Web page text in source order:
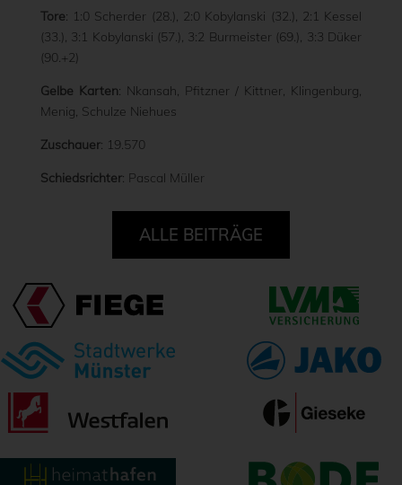
Tore: 1:0 Scherder (28.), 2:0 Kobylanski (32.), 2:1 Kessel
(33.), 3:1 Kobylanski (57.), 3:2 Burmeister (69.), 3:3 Düker
(90.+2)
Gelbe Karten: Nkansah, Pfitzner / Kittner, Klingenburg,
Menig, Schulze Niehues
Zuschauer: 19.570
Schiedsrichter: Pascal Müller
ALLE BEITRÄGE